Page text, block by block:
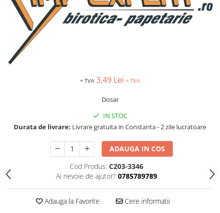
TIPIZATE & HARTII OPERATIONALE
PLICURI PENTRU CORESPONDENTA,
DOCUMENTE & SPECIALE
ETICHETE AUTOADEZIVE
CUBURI DIN HARTIE & CUBURI
NOTES
CAIETE & BLOCK NOTES-URI
CAPSATOARE & DECAPSATOARE
CAPSE & SUPORTURI
TAVITE & SUPORT PENTRU
DOCUMENTE
SUPORT ACCESORII PENTRU SCRIS
BANDA ADEZIVA & DISPENCERE
FOARFECI
MANUSI NITRIL NEPUDRATE
+ TVA 3,49 Lei + TVA
Dosar
IN STOC
Durata de livrare: Livrare gratuita in Constanta - 2 zile lucratoare
ADAUGA IN COS
Cod Produs: C203-3346
Ai nevoie de ajutor? 0785789789
Adauga la Favorite Cere informatii